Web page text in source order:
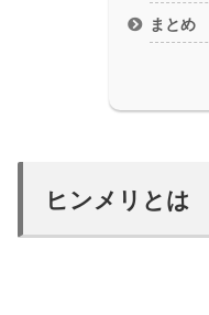
まとめ
ヒンメリとは